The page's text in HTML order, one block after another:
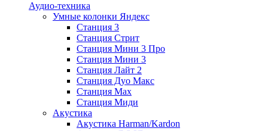
Аудио-техника
Умные колонки Яндекс
Станция 3
Станция Стрит
Станция Мини 3 Про
Станция Мини 3
Станция Лайт 2
Станция Дуо Макс
Станция Max
Станция Миди
Акустика
Акустика Harman/Kardon